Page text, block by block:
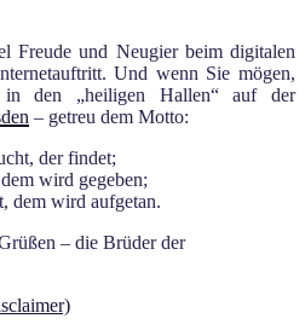
Freude und Neugier beim digitalen
Und wenn Sie mögen,
in den „heiligen Hallen“ auf der
– getreu dem Motto:
der findet;
wird gegeben;
dem wird aufgetan.
– die Brüder der